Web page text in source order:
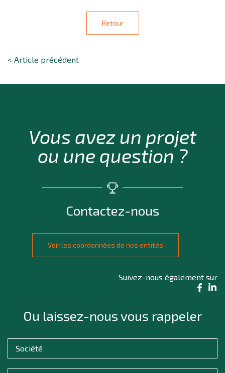
Retour
< Article précédent
Vous avez un projet
ou une question ?
Contactez-nous
Voir les coordonnées de nos entités
Suivez-nous également sur
Ou laissez-nous vous rappeler